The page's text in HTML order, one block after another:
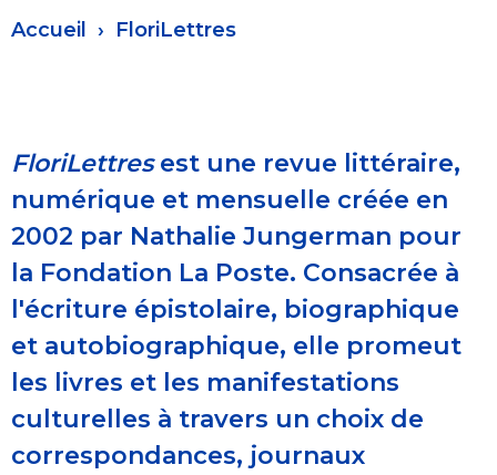
Fil
Accueil FloriLettres
FloriLettresest une revue littéraire,
numérique et mensuelle créée en
2002 par Nathalie Jungerman pour
la Fondation La Poste. Consacrée à
l'écriture épistolaire, biographique
et autobiographique, elle promeut
les livres et les manifestations
culturelles à travers un choix de
correspondances, journaux